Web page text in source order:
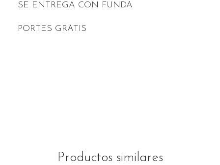
SE ENTREGA CON FUNDA
PORTES GRATIS
Productos similares